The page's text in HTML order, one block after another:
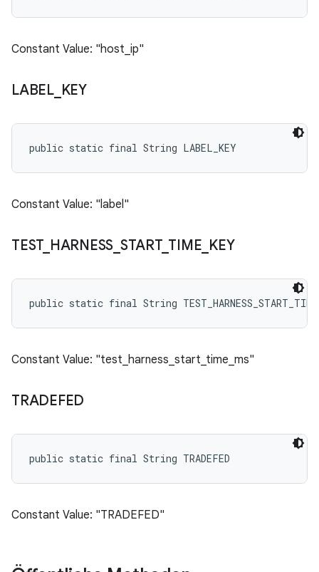
Constant Value: "host_ip"
LABEL_ KEY
public static final String LABEL_KEY
Constant Value: "label"
TEST_ HARNESS START_ TIME KEY
public static final String
Constant Value: "test_harness_start_time_ms"
TRADEFED
public static final String TRADEFED
Constant Value: "TRADEFED"